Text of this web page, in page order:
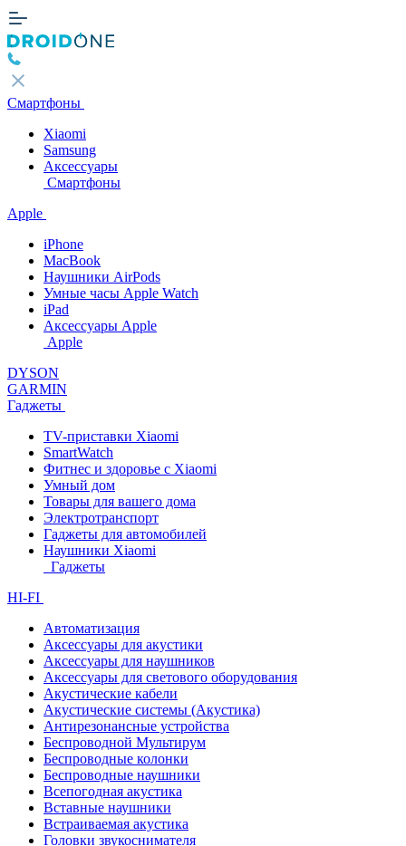
Смартфоны
Xiaomi
Samsung
Аксессуары
Смартфоны
Apple
iPhone
MacBook
Наушники AirPods
Умные часы Apple Watch
iPad
Аксессуары Apple
Apple
DYSON
GARMIN
Гаджеты
TV-приставки Xiaomi
SmartWatch
Фитнес и здоровье с Xiaomi
Умный дом
Товары для вашего дома
Электротранспорт
Гаджеты для автомобилей
Наушники Xiaomi
Гаджеты
HI-FI
Автоматизация
Аксессуары для акустики
Аксессуары для наушников
Аксессуары для светового оборудования
Акустические кабели
Акустические системы (Акустика)
Антирезонансные устройства
Беспроводной Мультирум
Беспроводные колонки
Беспроводные наушники
Всепогодная акустика
Вставные наушники
Встраиваемая акустика
Головки звукоснимателя